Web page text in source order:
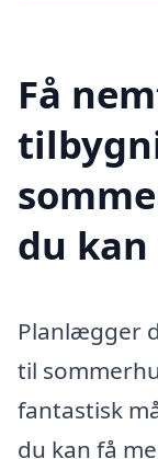
Få
du
Planlægger
til
fantastisk
du kan få